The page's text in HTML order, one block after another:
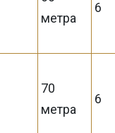
метра
6
70
метра
6